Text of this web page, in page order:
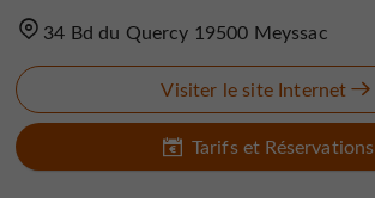
34 Bd du Quercy 19500 Meyssac
Visiter le site Internet
Tarifs et Réservations